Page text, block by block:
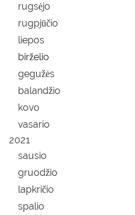
rugsėjo
rugpjūčio
liepos
birželio
gegužės
balandžio
kovo
vasario
2021
sausio
gruodžio
lapkričio
spalio